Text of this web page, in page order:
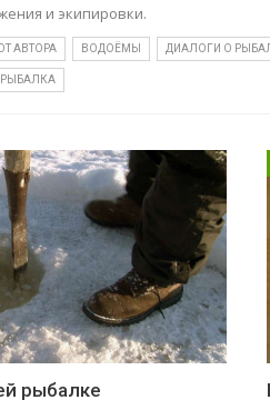
и экипировки.
АВТОРА ВОДОЁМЫ ДИАЛОГИ О
рыбалке